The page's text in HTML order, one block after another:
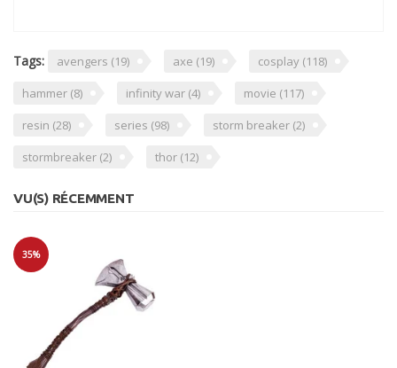
Tags: avengers (19) axe (19) cosplay (118)
hammer (8) infinity war (4) movie (117)
resin (28) series (98) storm breaker (2)
stormbreaker (2) thor (12)
VU(S) RÉCEMMENT
35%